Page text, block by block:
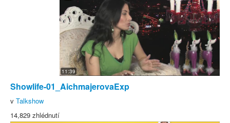
11:39
Showlife-01_AichmajerovaExp
v Talkshow
14,829 zhlédnutí